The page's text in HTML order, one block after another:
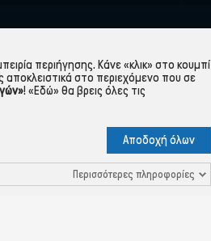
Απορρήτου
Προσωπικών Δεδομένων
περιήγησης. Κάνε «κλικ» στο κουμπί
στο περιεχόμενο που σε
! «Εδώ» θα βρεις όλες τις
Αποδοχή όλων
Περισσότερες πληροφορίες